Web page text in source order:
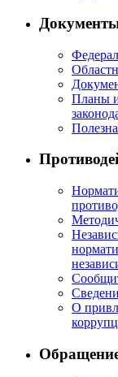
Планы
О